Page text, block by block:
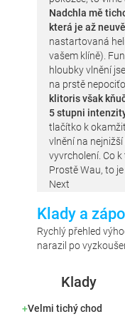
Nadchla mě
která je až
nastartovaná
vašem klíně).
hloubky vlnění
na prstě
klitoris však
5 stupni
tlačítko k
vlnění na
vyvrcholení. Co
Prostě Wau, to
Next
Klady a
Rychlý přehled
narazil po
Klady
+Velmi tichý chod